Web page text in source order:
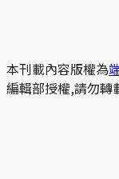
本刊載內容版權為
編輯部授權,請勿轉